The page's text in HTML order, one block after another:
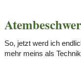
So, jetzt werd ich
mehr meins als